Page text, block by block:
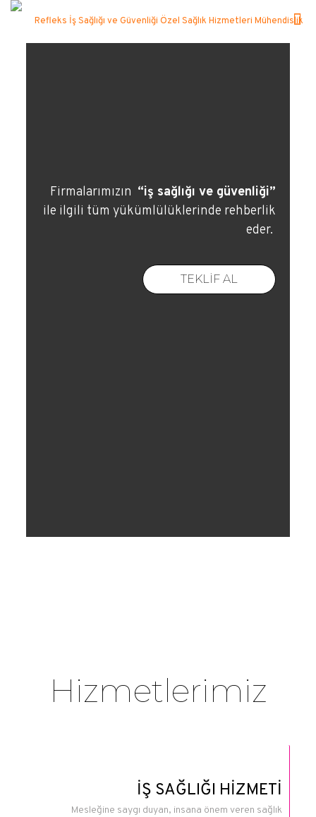
Firmalarımızın “iş sağlığı ve güvenliği”
ile ilgili tüm yükümlülüklerinde rehberlik
eder.
TEKLIF AL
Hizmetlerimiz
İŞ SAĞLIĞI HİZMETİ
Mesleğine saygı duyan, insana önem veren sağlık